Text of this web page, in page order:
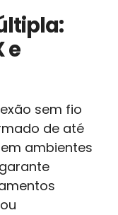
e
sem fio
de até
ambientes